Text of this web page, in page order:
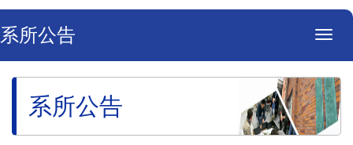
系所公告
系所公告